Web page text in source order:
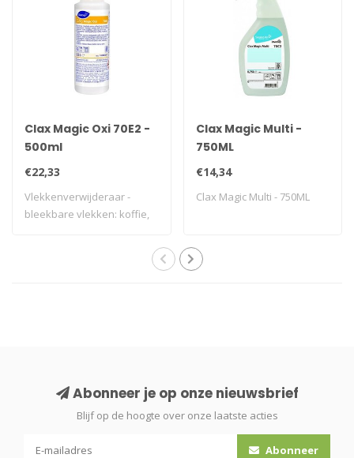
Clax Magic Oxi 70E2 -
500ml
€22,33
Vlekkenverwijderaar -
bleekbare vlekken: koffie,
Clax Magic Multi -
750ML
€14,34
Clax Magic Multi - 750ML
Abonneer je op onze nieuwsbrief
Blijf op de hoogte over onze laatste acties
Abonneer